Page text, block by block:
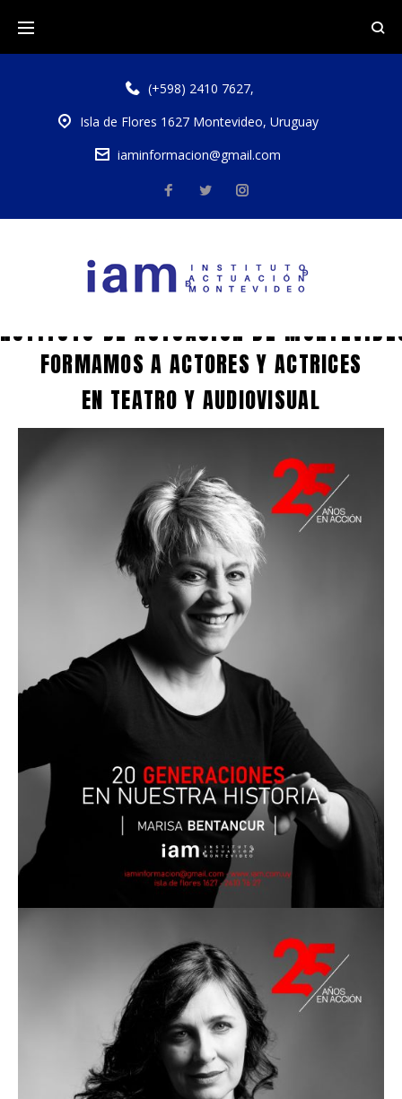
(+598) 2410 7627,
Isla de Flores 1627 Montevideo, Uruguay
iaminformacion@gmail.com
DE ACTUACIÓN DE
FORMAMOS A ACTORES Y ACTRICES
EN TEATRO Y AUDIOVISUAL